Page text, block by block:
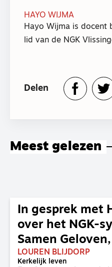
HAYO WIJMA
Hayo Wijma is docent
lid van de NGK
Delen
Meest gelezen
In gesprek met
over het NGK-
Samen
LOUREN BLIJDORP
Kerkelijk leven